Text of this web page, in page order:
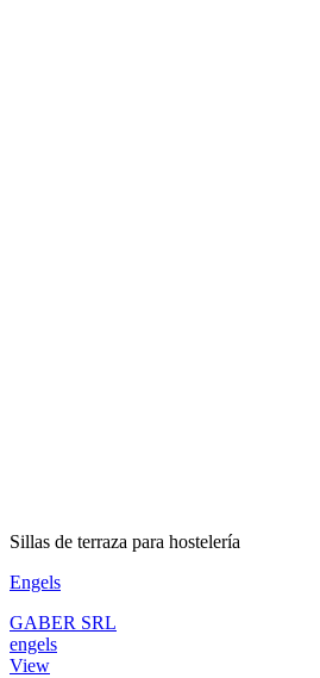
Sillas de terraza para hostelería
Engels
GABER SRL
engels
View